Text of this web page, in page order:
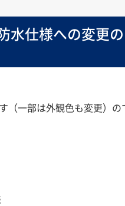
水仕様への変更
一部は外観色も変更）の